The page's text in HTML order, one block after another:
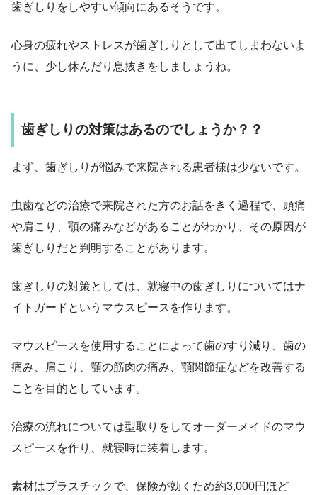
歯ぎしりをしやすい傾向にあるそうです。
心身の疲れやストレスが歯ぎしりとして出てしまわないよ
うに、少し休んだり息抜きをしましょうね。
歯ぎしりの対策はあるのでしょうか？？
まず、歯ぎしりが悩みで来院される患者様は少ないです。
虫歯などの治療で来院された方のお話をきく過程で、頭痛
や肩こり、顎の痛みなどがあることがわかり、その原因が
歯ぎしりだと判明することがあります。
歯ぎしりの対策としては、就寝中の歯ぎしりについてはナ
イトガードというマウスピースを作ります。
マウスピースを使用することによって歯のすり減り、歯の
痛み、肩こり、顎の筋肉の痛み、顎関節症などを改善する
ことを目的としています。
治療の流れについては型取りをしてオーダーメイドのマウ
スピースを作り、就寝時に装着します。
素材はプラスチックで、保険が効くため約3,000円ほど